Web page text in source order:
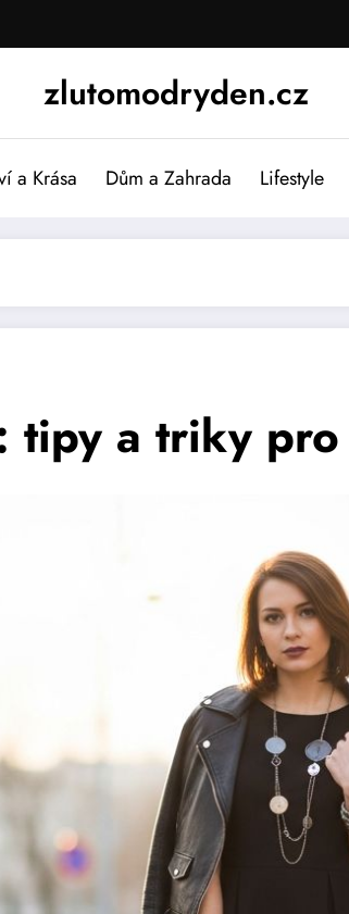
zlutomodryden.cz
a Krása Dům a Zahrada Lifestyle
tipy a triky